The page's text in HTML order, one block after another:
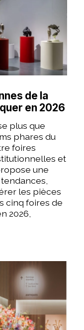
de la
en 2026
plus que
phares du
foires
et
une
les pièces
cinq foires de
2026,